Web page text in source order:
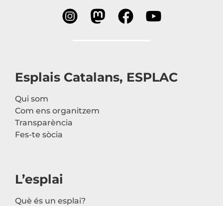
Esplais Catalans, ESPLAC
Qui som
Com ens organitzem
Transparència
Fes-te sòcia
L’esplai
Què és un esplai?